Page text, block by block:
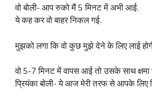
वो बोली- आप रुको मैं 5 मिनट में अभी आई.
ये कह कर वो बाहर निकल गई.
मुझको लगा कि वो कुछ मुझे देने के लिए लाई
वो 5-7 मिनट में वापस आई तो उसके साथ क्षमा
प्रियंका बोली- ये आज मेरी तरफ से आपके लिए